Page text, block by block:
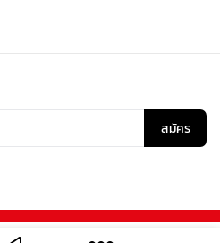
สมัคร